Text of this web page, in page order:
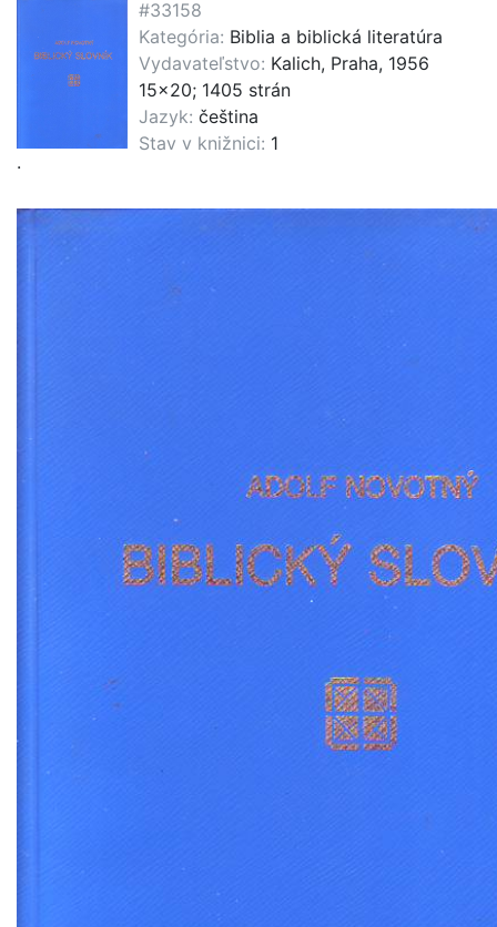
.
#33158
Kategória: Biblia a biblická literatúra
Vydavateľstvo: Kalich, Praha, 1956
15x20; 1405 strán
Jazyk: čeština
Stav v knižnici: 1